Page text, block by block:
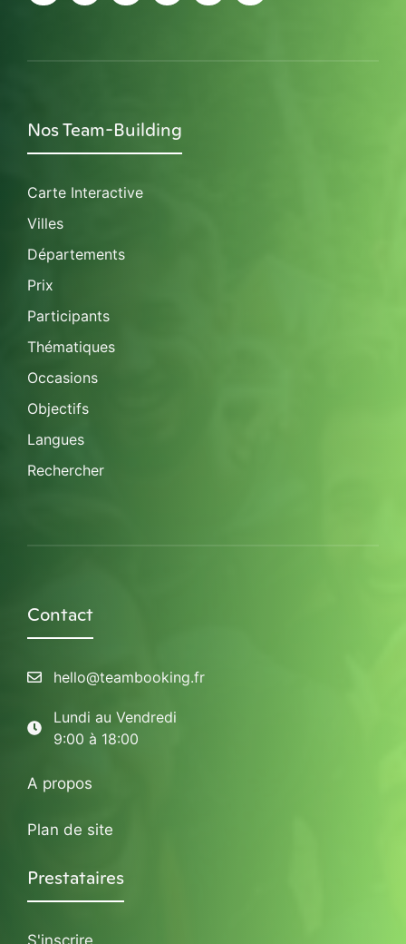
Nos Team-Building
Carte Interactive
Villes
Départements
Prix
Participants
Thématiques
Occasions
Objectifs
Langues
Rechercher
Contact
hello@teambooking.fr
Lundi au Vendredi
9:00 à 18:00
A propos
Plan de site
Prestataires